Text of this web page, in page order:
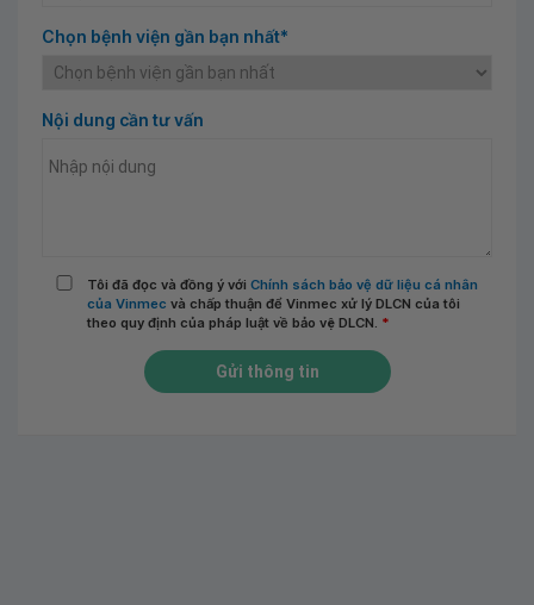
Chọn bệnh viện gần bạn nhất*
Nội dung cần tư vấn
Tôi đã đọc và đồng ý với Chính sách bảo vệ dữ liệu cá nhân
của Vinmec và chấp thuận để Vinmec xử lý DLCN của tôi
theo quy định của pháp luật về bảo vệ DLCN. *
Gửi thông tin